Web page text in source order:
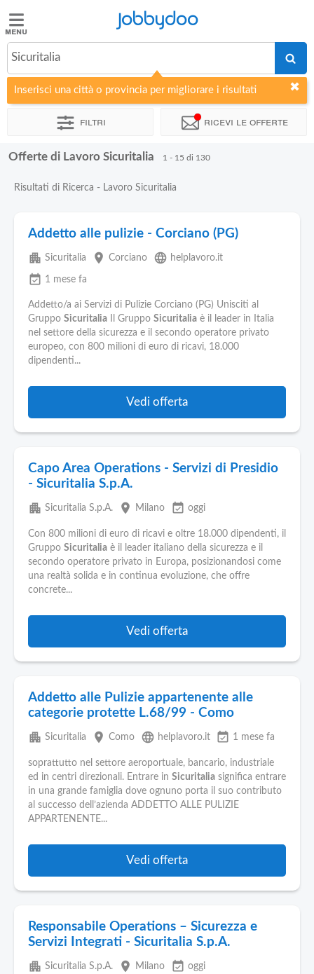
Jobbydoo
Offerte
di
lavoro
Elenco
Blog
Pubblica
Offerte
Aziende
Jobbydoo
Sicuritalia
Inserisci una città o provincia per migliorare i risultati
Filtri Ricevi le offerte
Offerte di Lavoro Sicuritalia 1 - 15 di 130
Risultati di Ricerca - Lavoro Sicuritalia
Addetto alle pulizie - Corciano (PG)
apartment Sicuritalia place Corciano language helplavoro.it
event_available 1 mese fa
Addetto/a ai Servizi di Pulizie Corciano (PG) Unisciti al
Gruppo Sicuritalia Il Gruppo Sicuritalia è il leader in Italia
nel settore della sicurezza e il secondo operatore privato
europeo, con 800 milioni di euro di ricavi, 18.000
dipendenti...
Vedi offerta
Capo Area Operations - Servizi di Presidio
- Sicuritalia S.p.A.
apartment Sicuritalia S.p.A. place Milano event_available oggi
Con 800 milioni di euro di ricavi e oltre 18.000 dipendenti, il
Gruppo Sicuritalia è il leader italiano della sicurezza e il
secondo operatore privato in Europa, posizionandosi come
una realtà solida e in continua evoluzione, che offre
concrete...
Vedi offerta
Addetto alle Pulizie appartenente alle
categorie protette L.68/99 - Como
apartment Sicuritalia place Como language helplavoro.it event_available 1 mese fa
soprattutto nel settore aeroportuale, bancario, industriale
ed in centri direzionali. Entrare in Sicuritalia significa entrare
in una grande famiglia dove ognuno porta il suo contributo
al successo dell’azienda ADDETTO ALLE PULIZIE
APPARTENENTE...
Vedi offerta
Responsabile Operations – Sicurezza e
Servizi Integrati - Sicuritalia S.p.A.
apartment Sicuritalia S.p.A. place Milano event_available oggi